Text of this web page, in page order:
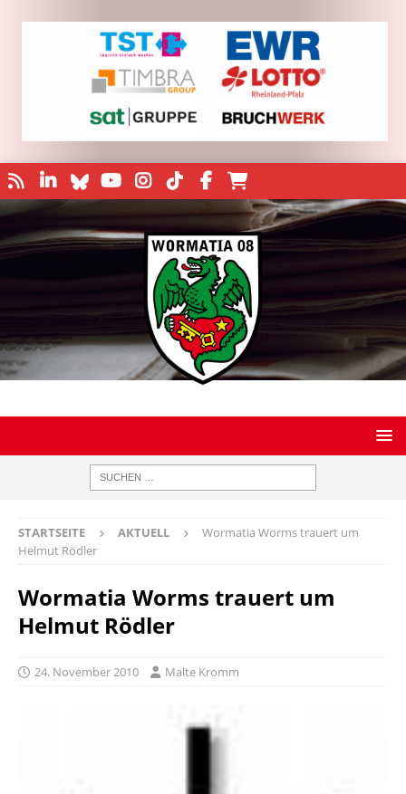
STARTSEITE AKTUELL
Wormatia Worms trauert um
Helmut Rödler
Wormatia Worms trauert um
Helmut Rödler
24. November 2010 Malte Kromm